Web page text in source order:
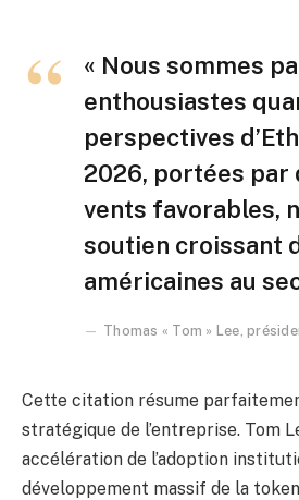
« Nous sommes
enthousiastes
perspectives
2026, portées par
vents favorables,
soutien croissant
américaines au
Thomas « Tom » Lee,
Cette citation résume
stratégique de l’entreprise. Tom
accélération de l’adoption
développement massif de la